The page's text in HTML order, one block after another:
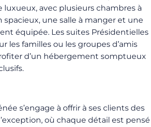
luxueux, avec plusieurs chambres à
spacieux, une salle à manger et une
équipée. Les suites Présidentielles
les familles ou les groupes d’amis
d’un hébergement somptueux
s’engage à offrir à ses clients des
où chaque détail est pensé